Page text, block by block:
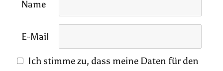
Name
E-Mail
Ich stimme zu, dass meine Daten für den